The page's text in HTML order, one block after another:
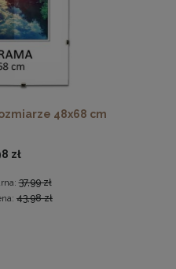
i pufa w kolorze żółtym
48x68 cm
zł
37,99 zł
43,98 zł